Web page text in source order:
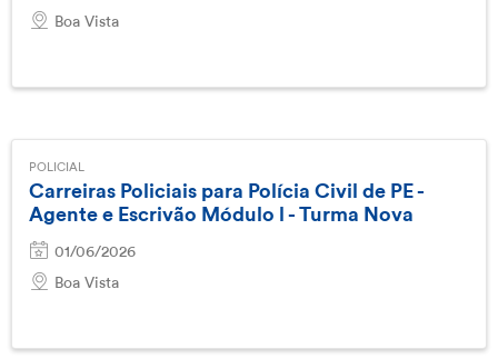
Boa Vista
POLICIAL
Carreiras Policiais para Polícia Civil de PE -
Agente e Escrivão Módulo l - Turma Nova
01/06/2026
Boa Vista